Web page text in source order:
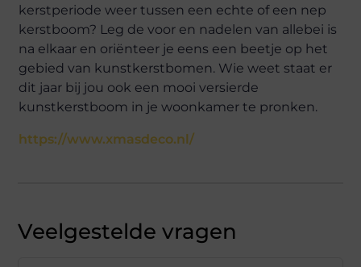
kerstperiode weer tussen een echte of een nep
kerstboom? Leg de voor en nadelen van allebei is
na elkaar en oriënteer je eens een beetje op het
gebied van kunstkerstbomen. Wie weet staat er
dit jaar bij jou ook een mooi versierde
kunstkerstboom in je woonkamer te pronken.
https://www.xmasdeco.nl/
Veelgestelde vragen